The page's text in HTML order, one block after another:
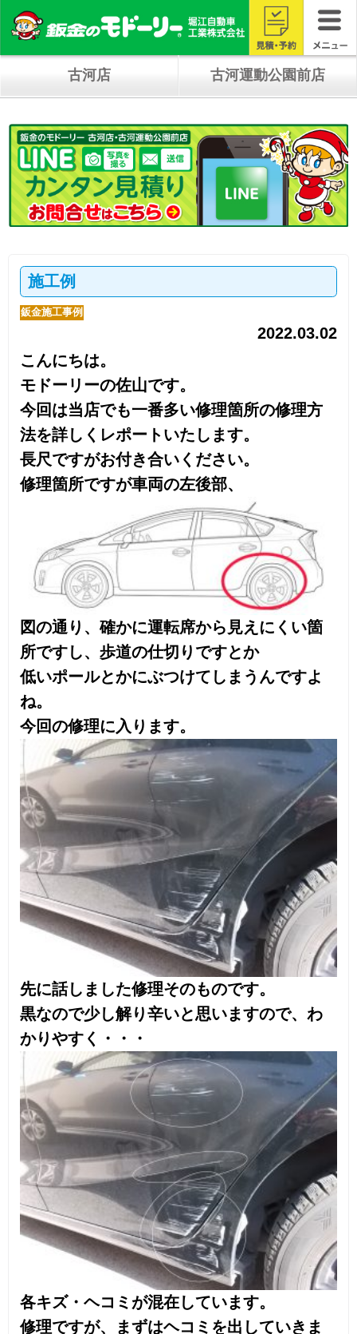
古河店 古河運動公園前店
施工例
鈑金施工事例
モドーリーの佐山です。
今回は当店でも一番多い修理箇所の修理方
法を詳しくレポートいたします。
図の通り、確かに運転席から見えにくい箇
所ですし、歩道の仕切りですとか
低いポールとかにぶつけてしまうんですよ
今回の修理に入ります。
先に話しました修理そのものです。
黒なので少し解り辛いと思いますので、わ
かりやすく・・・
各キズ・ヘコミが混在しています。
修理ですが、まずはヘコミを出していきま
凹んだところは基本「後ろから叩く」なん
ですが、この箇所は袋状態になっており
「後ろから叩く」ができないので「引く」
です。
ではどうやって引くかなんですが
これを